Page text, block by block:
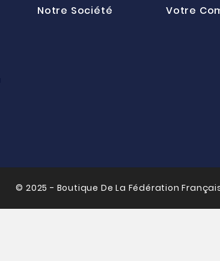
Notre Société Votre
© 2025 - Boutique De La Fédération